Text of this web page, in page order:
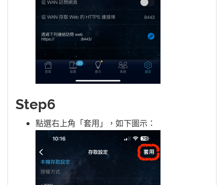
Step6
點選右上角「套用」，如下圖示：